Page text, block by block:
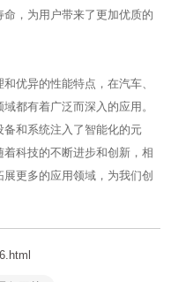
，为用户带来了更加优质的
优异的性能特点，在汽车、
都有着广泛而深入的应用。
和系统注入了智能化的元
科技的不断进步和创新，相
更多的应用领域，为我们创